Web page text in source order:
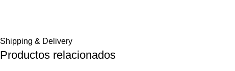
Shipping & Delivery
Productos relacionados